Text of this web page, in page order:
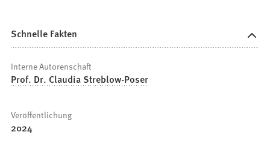
Schnelle Fakten
Interne Autorenschaft
Prof. Dr. Claudia Streblow-Poser
Veröffentlichung
2024